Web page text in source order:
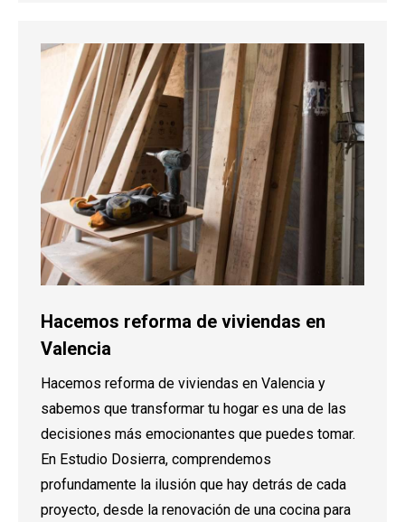
Hacemos reforma de viviendas en
Valencia
Hacemos reforma de viviendas en Valencia y
sabemos que transformar tu hogar es una de las
decisiones más emocionantes que puedes tomar.
En Estudio Dosierra, comprendemos
profundamente la ilusión que hay detrás de cada
proyecto, desde la renovación de una cocina para